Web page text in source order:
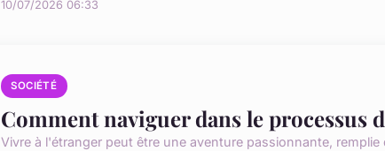
10/07/2026 06:33
SOCIÉTÉ
Comment naviguer dans le processus
Vivre à l'étranger peut être une aventure passionnante,